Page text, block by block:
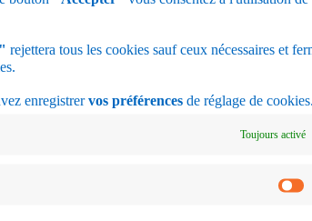
rejettera tous les cookies sauf ceux nécessaires et
enregistrervos préférences de réglage de cookies.
Toujours activé